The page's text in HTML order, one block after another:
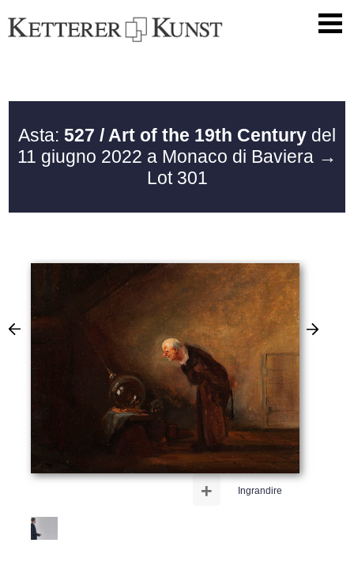
Asta: 527 / Art of the 19th Century del
11 giugno 2022 a Monaco di Baviera →
Lot 301
Ingrandire
+